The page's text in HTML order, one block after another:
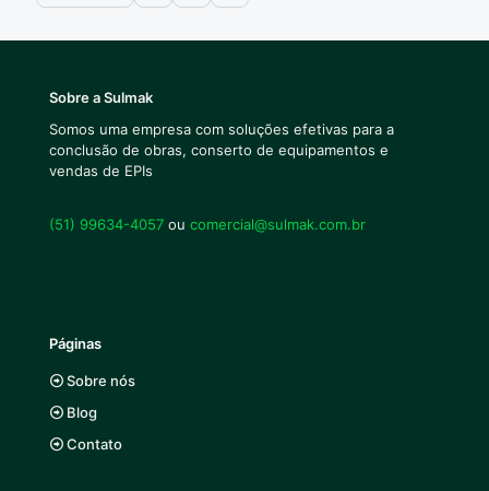
Sobre a Sulmak
Somos uma empresa com soluções efetivas para a
conclusão de obras, conserto de equipamentos e
vendas de EPIs
(51) 99634-4057 ou comercial@sulmak.com.br
Páginas
Sobre nós
Blog
Contato